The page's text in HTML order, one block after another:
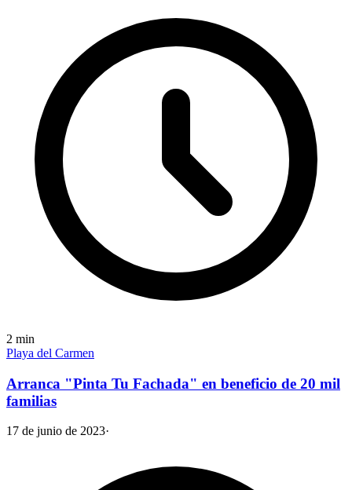
2 min
Playa del Carmen
Arranca "Pinta Tu Fachada" en beneficio de 20 mil
familias
17 de junio de 2023·